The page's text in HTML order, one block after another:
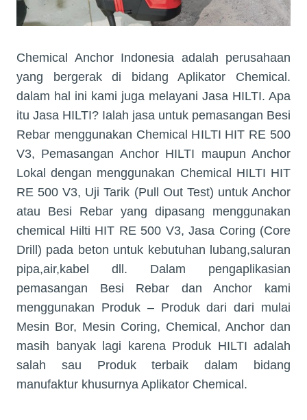
Chemical Anchor Indonesia adalah perusahaan
yang bergerak di bidang Aplikator Chemical.
dalam hal ini kami juga melayani Jasa HILTI. Apa
itu Jasa HILTI? Ialah jasa untuk pemasangan Besi
Rebar menggunakan Chemical HILTI HIT RE 500
V3, Pemasangan Anchor HILTI maupun Anchor
Lokal dengan menggunakan Chemical HILTI HIT
RE 500 V3, Uji Tarik (Pull Out Test) untuk Anchor
atau Besi Rebar yang dipasang menggunakan
chemical Hilti HIT RE 500 V3, Jasa Coring (Core
Drill) pada beton untuk kebutuhan lubang,saluran
pipa,air,kabel dll. Dalam pengaplikasian
pemasangan Besi Rebar dan Anchor kami
menggunakan Produk – Produk dari dari mulai
Mesin Bor, Mesin Coring, Chemical, Anchor dan
masih banyak lagi karena Produk HILTI adalah
salah sau Produk terbaik dalam bidang
manufaktur khusurnya Aplikator Chemical.